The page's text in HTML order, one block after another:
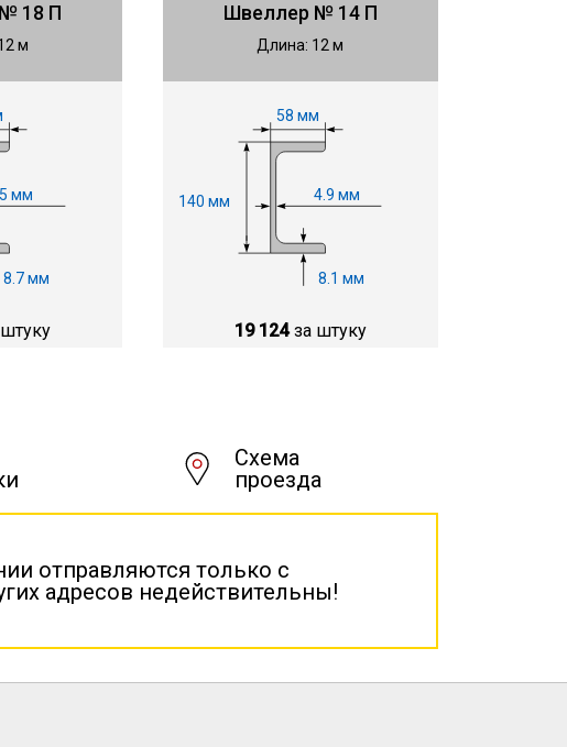
18 П
м
5 мм
8.7 мм
Швеллер № 14 П
Длина: 12 м
58 мм
140 мм 4.9 мм
8.1 мм
19 124 за штуку
Схема
проезда
отправляются только с
адресов недействительны!